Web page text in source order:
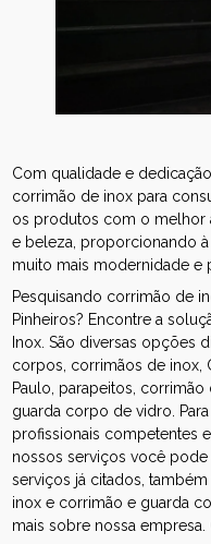
Com qualidade e
corrimão de inox para
os produtos com o melhor
e beleza, proporcionando
muito mais modernidade e
Pesquisando corrimão de
Pinheiros? Encontre a
Inox. São diversas opções
corpos, corrimãos de inox,
Paulo, parapeitos,
guarda corpo de vidro.
profissionais competentes
nossos serviços você
serviços já citados,
inox e corrimão e guarda
mais sobre nossa empresa.